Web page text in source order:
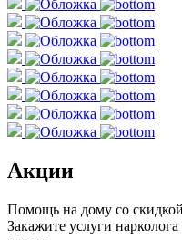
Акции
Помощь на дому со скидкой
Закажите услуги